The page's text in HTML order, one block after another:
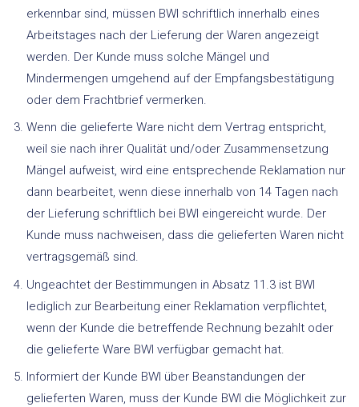
erkennbar sind, müssen BWI schriftlich innerhalb eines
Arbeitstages nach der Lieferung der Waren angezeigt
werden. Der Kunde muss solche Mängel und
Mindermengen umgehend auf der Empfangsbestätigung
oder dem Frachtbrief vermerken.
Wenn die gelieferte Ware nicht dem Vertrag entspricht,
weil sie nach ihrer Qualität und/oder Zusammensetzung
Mängel aufweist, wird eine entsprechende Reklamation nur
dann bearbeitet, wenn diese innerhalb von 14 Tagen nach
der Lieferung schriftlich bei BWI eingereicht wurde. Der
Kunde muss nachweisen, dass die gelieferten Waren nicht
vertragsgemäß sind.
Ungeachtet der Bestimmungen in Absatz 11.3 ist BWI
lediglich zur Bearbeitung einer Reklamation verpflichtet,
wenn der Kunde die betreffende Rechnung bezahlt oder
die gelieferte Ware BWI verfügbar gemacht hat.
Informiert der Kunde BWI über Beanstandungen der
gelieferten Waren, muss der Kunde BWI die Möglichkeit zur